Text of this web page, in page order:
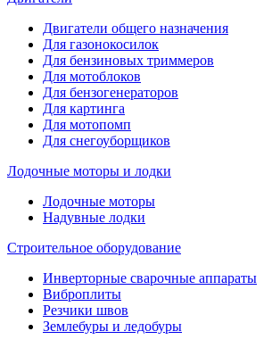
Двигатели общего назначения
Для газонокосилок
Для бензиновых триммеров
Для мотоблоков
Для бензогенераторов
Для картинга
Для мотопомп
Для снегоуборщиков
Лодочные моторы и лодки
Лодочные моторы
Надувные лодки
Строительное оборудование
Инверторные сварочные аппараты
Виброплиты
Резчики швов
Землебуры и ледобуры